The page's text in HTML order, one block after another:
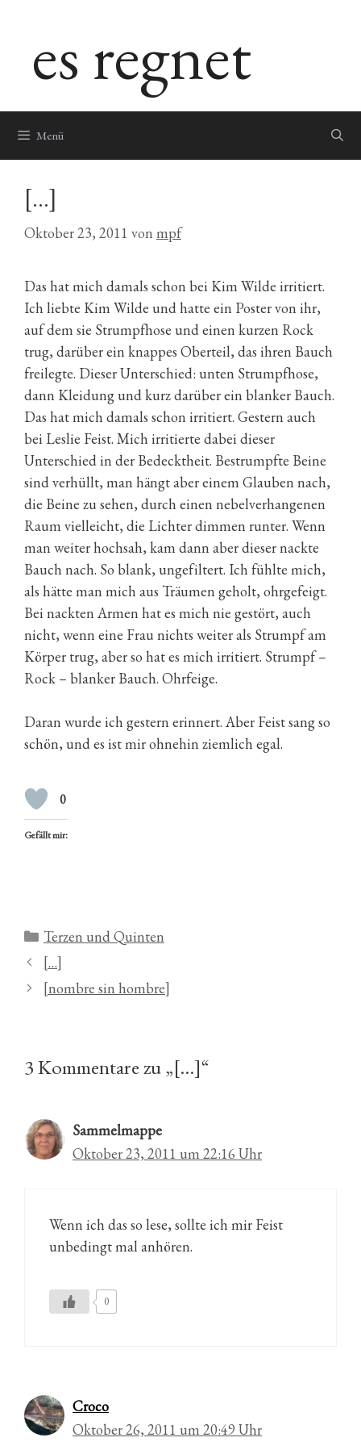
springenes regnet
Menü
[…]
Oktober 23, 2011 von mpf
Das hat mich damals schon bei Kim Wilde irritiert.
Ich liebte Kim Wilde und hatte ein Poster von ihr,
auf dem sie Strumpfhose und einen kurzen Rock
trug, darüber ein knappes Oberteil, das ihren Bauch
freilegte. Dieser Unterschied: unten Strumpfhose,
dann Kleidung und kurz darüber ein blanker Bauch.
Das hat mich damals schon irritiert. Gestern auch
bei Leslie Feist. Mich irritierte dabei dieser
Unterschied in der Bedecktheit. Bestrumpfte Beine
sind verhüllt, man hängt aber einem Glauben nach,
die Beine zu sehen, durch einen nebelverhangenen
Raum vielleicht, die Lichter dimmen runter. Wenn
man weiter hochsah, kam dann aber dieser nackte
Bauch nach. So blank, ungefiltert. Ich fühlte mich,
als hätte man mich aus Träumen geholt, ohrgefeigt.
Bei nackten Armen hat es mich nie gestört, auch
nicht, wenn eine Frau nichts weiter als Strumpf am
Körper trug, aber so hat es mich irritiert. Strumpf –
Rock – blanker Bauch. Ohrfeige.
Daran wurde ich gestern erinnert. Aber Feist sang so
schön, und es ist mir ohnehin ziemlich egal.
0
Gefällt mir:
Kategorien
Terzen und Quinten
[…]
[nombre sin hombre]
3 Kommentare zu „[…]“
Sammelmappe
Oktober 23, 2011 um 22:16 Uhr
Wenn ich das so lese, sollte ich mir Feist
unbedingt mal anhören.
0
Croco
Oktober 26, 2011 um 20:49 Uhr